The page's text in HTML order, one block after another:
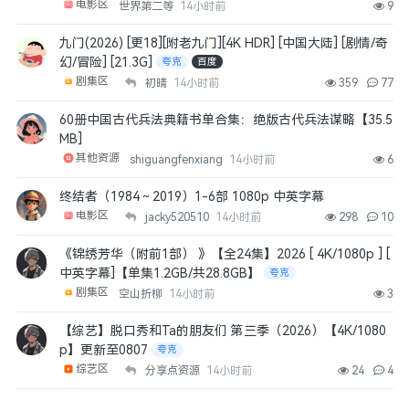
电影区 世界第二等 14小时前 9
九门(2026) [更18][附老九门][4K HDR] [中国大陆] [剧情/奇
幻/冒险] [21.3G]
夸克 百度
剧集区 初晴 14小时前 359 77
60册中国古代兵法典籍书单合集：绝版古代兵法谋略【35.5
MB]
其他资源 shiguangfenxiang 14小时前 6
终结者（1984～2019）1-6部 1080p 中英字幕
电影区 jacky520510 14小时前 298 10
《锦绣芳华（附前1部） 》【全24集】2026 [ 4K/1080p ] [
中英字幕]【单集1.2GB/共28.8GB】
夸克
剧集区 空山折柳 14小时前 3
【综艺】脱口秀和Ta的朋友们 第三季（2026）【4K/1080
p】更新至0807
夸克
综艺区 分享点资源 14小时前 24 4